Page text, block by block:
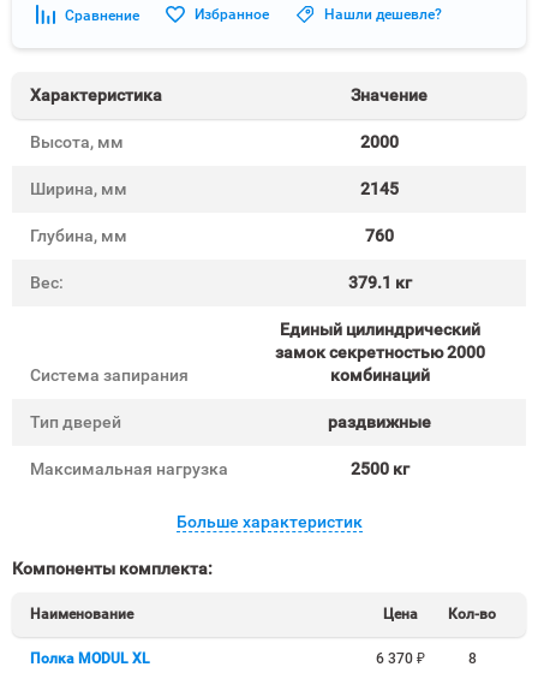
Сравнение Избранное Нашли дешевле?
Характеристика Значение
Высота, мм 2000
Ширина, мм 2145
Глубина, мм 760
Вес: 379.1 кг
Система запирания
Единый цилиндрический
замок секретностью 2000
комбинаций
Тип дверей раздвижные
Максимальная нагрузка 2500 кг
Больше характеристик
Компоненты комплекта:
Наименование Цена Кол-во
Полка MODUL XL 6 370 ₽ 8